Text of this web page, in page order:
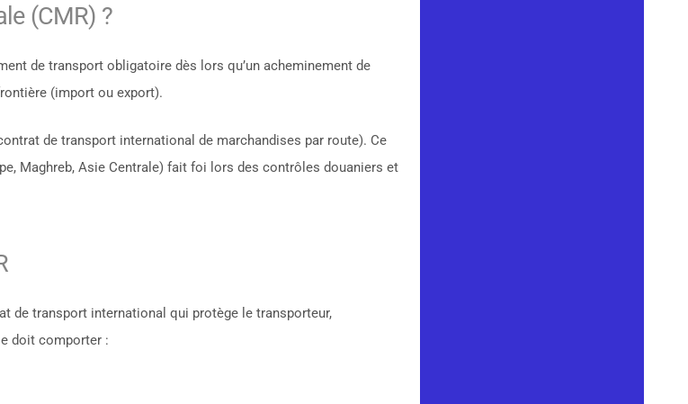
(CMR) ?
de transport obligatoire dès lors qu’un acheminement de
(import ou export).
de transport international de marchandises par route). Ce
Maghreb, Asie Centrale) fait foi lors des contrôles douaniers et
de transport international qui protège le transporteur,
doit comporter :